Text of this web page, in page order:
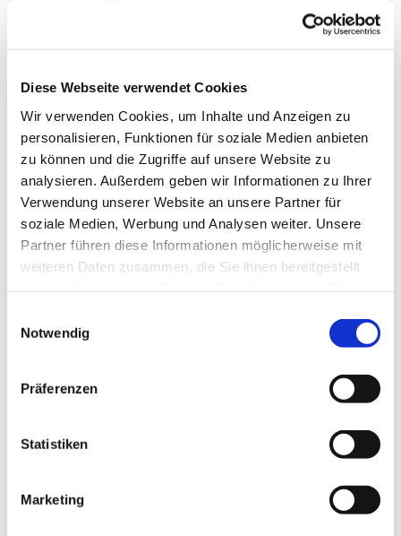
Diese Webseite verwendet Cookies
Wir verwenden Cookies, um Inhalte und Anzeigen zu
personalisieren, Funktionen für soziale Medien anbieten
zu können und die Zugriffe auf unsere Website zu
analysieren. Außerdem geben wir Informationen zu Ihrer
Verwendung unserer Website an unsere Partner für
soziale Medien, Werbung und Analysen weiter. Unsere
Partner führen diese Informationen möglicherweise mit
weiteren Daten zusammen, die Sie ihnen bereitgestellt
Notwendig
Präferenzen
Statistiken
Marketing
Anmeldungen entgegen. Vielleicht ist dieses
Angebot auch etwas für Sie? Dann sind Sie
herzlich willkommen!
Dies könnte Sie auch
interessieren